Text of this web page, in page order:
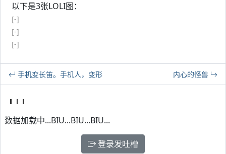
以下是3张LOLI图：
[-]
[-]
[-]
手机变长笛。手机人，变形 内心的怪兽
数据加载中...BIU...BIU...BIU...
登录发吐槽